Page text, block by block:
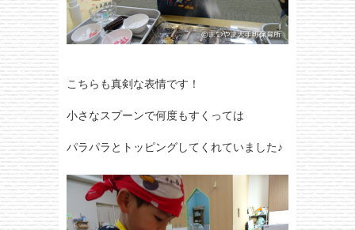
こちらも真剣な表情です！
小さなスプーンで何度もすくっては
パラパラとトッピングしてくれていました♪